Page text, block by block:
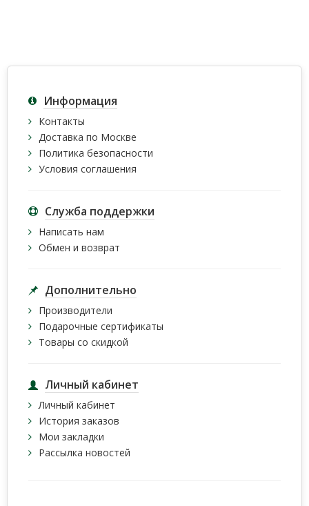
Информация
Контакты
Доставка по Москве
Политика безопасности
Условия соглашения
Служба поддержки
Написать нам
Обмен и возврат
Дополнительно
Производители
Подарочные сертификаты
Товары со скидкой
Личный кабинет
Личный кабинет
История заказов
Мои закладки
Рассылка новостей